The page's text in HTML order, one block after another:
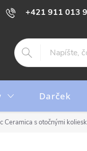
+421 911 013
Darček
Ceramica s otočnými